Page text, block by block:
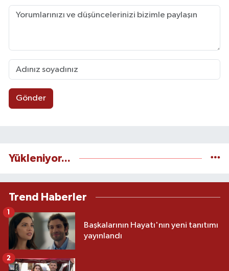
Gönder
Yükleniyor...
Trend Haberler
Başkalarının Hayatı'nın yeni tanıtımı
yayınlandı
1
2